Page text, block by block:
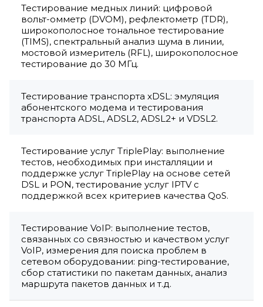
Тестирование медных линий: цифровой
вольт-омметр (DVOM), рефлектометр (TDR),
широкополосное тональное тестирование
(TIMS), спектральный анализ шума в линии,
мостовой измеритель (RFL), широкополосное
тестирование до 30 МГц.
Тестирование транспорта xDSL: эмуляция
абонентского модема и тестирования
транспорта ADSL, ADSL2, ADSL2+ и VDSL2.
Тестирование услуг TriplePlay: выполнение
тестов, необходимых при инсталляции и
поддержке услуг TriplePlay на основе сетей
DSL и PON, тестирование услуг IPTV с
поддержкой всех критериев качества QoS.
Тестирование VoIP: выполнение тестов,
связанных со связностью и качеством услуг
VoIP, измерения для поиска проблем в
сетевом оборудовании: ping-тестирование,
сбор статистики по пакетам данных, анализ
маршрута пакетов данных и т.д.